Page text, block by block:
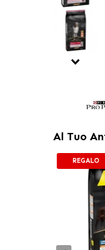
Al Tuo
REGALO